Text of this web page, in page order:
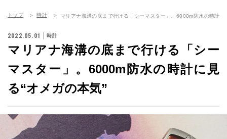
トップ 時計 マリアナ海溝の底まで行ける「シーマスター」。6000m防水の時計に
2022.05.01 時計
マリアナ海溝の底まで行ける「シー
マスター」。6000m防水の時計に見
る“オメガの本気”